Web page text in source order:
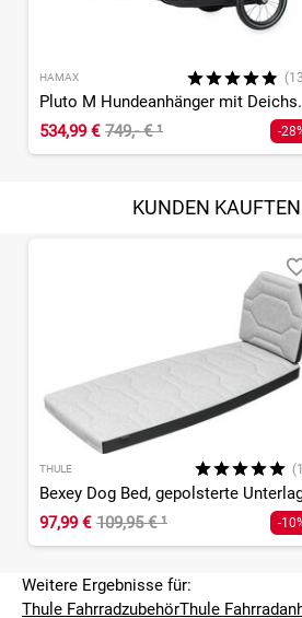
HAMAX
Pluto M
534,99 € 749,- €¹ -
KUNDEN
THULE
Bexey Dog Bed, gepolsterte
97,99 € 109,95 €¹ -
Weitere Ergebnisse für:
Thule FahrradzubehörThule